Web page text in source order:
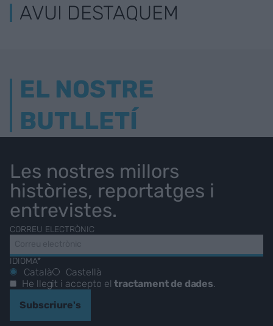
AVUI DESTAQUEM
EL NOSTRE
BUTLLETÍ
Les nostres millors
històries, reportatges i
entrevistes.
CORREU ELECTRÒNIC
IDIOMA*
Català
Castellà
He llegit i accepto eltractament de dades.
Subscriure's